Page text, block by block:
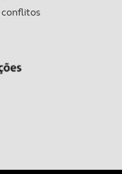
conflitos